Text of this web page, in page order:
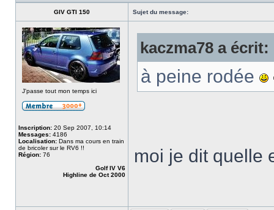
GIV GTI 150 Sujet du message:
J'passe tout mon temps ici
Inscription: 20 Sep 2007, 10:14
Messages: 4186
Localisation: Dans ma cours en train
de bricoler sur le RV6 !!
Région: 76
Golf IV V6
Highline de Oct 2000
kaczma78 a écrit:
à peine rodée
moi je dit quelle